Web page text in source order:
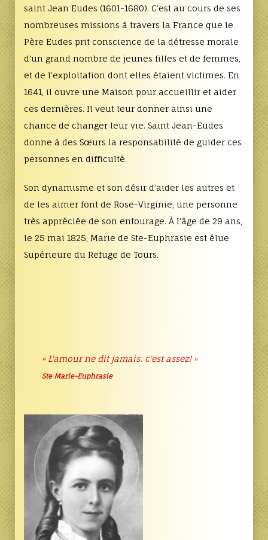
saint Jean Eudes (1601-1680). C'est au cours de ses
nombreuses missions à travers la France que le
Père Eudes prit conscience de la détresse morale
d'un grand nombre de jeunes filles et de femmes,
et de l'exploitation dont elles étaient victimes. En
1641, il ouvre une Maison pour accueillir et aider
ces dernières. Il veut leur donner ainsi une
chance de changer leur vie. Saint Jean-Eudes
donne à des Sœurs la responsabilité de guider ces
personnes en difficulté.
Son dynamisme et son désir d'aider les autres et
de les aimer font de Rose-Virginie, une personne
très appréciée de son entourage. À l'âge de 29 ans,
le 25 mai 1825, Marie de Ste-Euphrasie est élue
Supérieure du Refuge de Tours.
« L'amour ne dit jamais: c'est assez! »
Ste Marie-Euphrasie